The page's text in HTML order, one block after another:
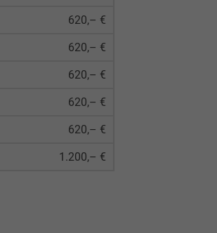
620,– €
620,– €
620,– €
620,– €
620,– €
1.200,– €